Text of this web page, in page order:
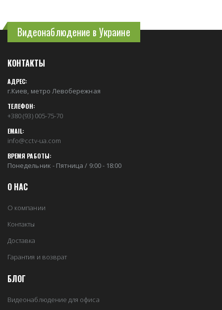
Видеонаблюдение в Украине
КОНТАКТЫ
АДРЕС:
г.Киев, метро Левобережная
ТЕЛЕФОН:
+380 (93) 005-75-70
EMAIL:
info@cctv-ua.com
ВРЕМЯ РАБОТЫ:
Понедельник - Пятница / 9:00 - 18:00
О НАС
О компании
Контакты
Доставка
Гарантия и возврат
БЛОГ
Видеонаблюдение для офиса